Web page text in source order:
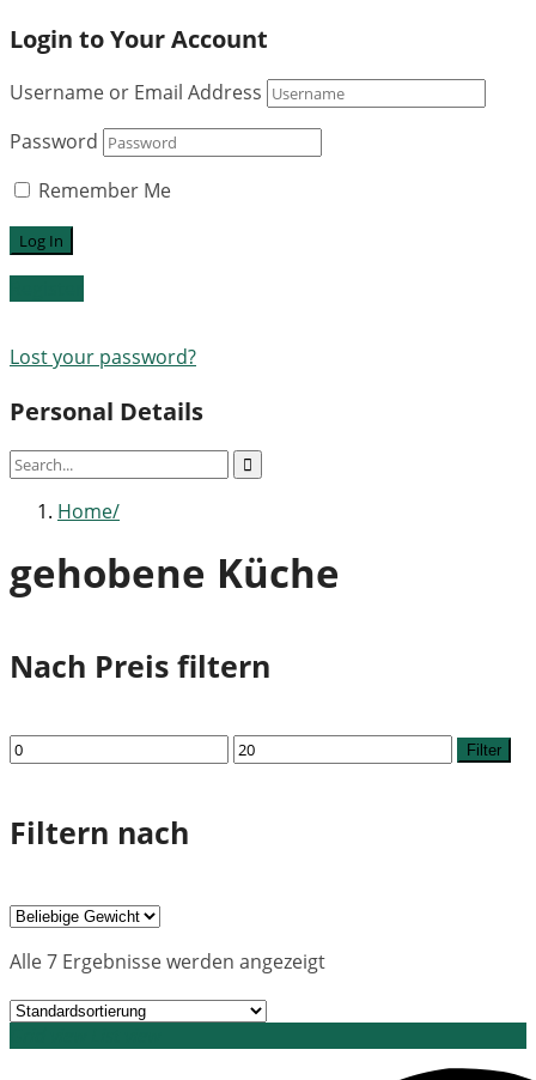
Login to Your Account
Username or Email Address
Password
Remember Me
Lost your password?
Personal Details
Home
gehobene Küche
Nach Preis filtern
Min.
Preis
Max.
Preis
Filter
Filtern nach
Alle 7 Ergebnisse werden angezeigt